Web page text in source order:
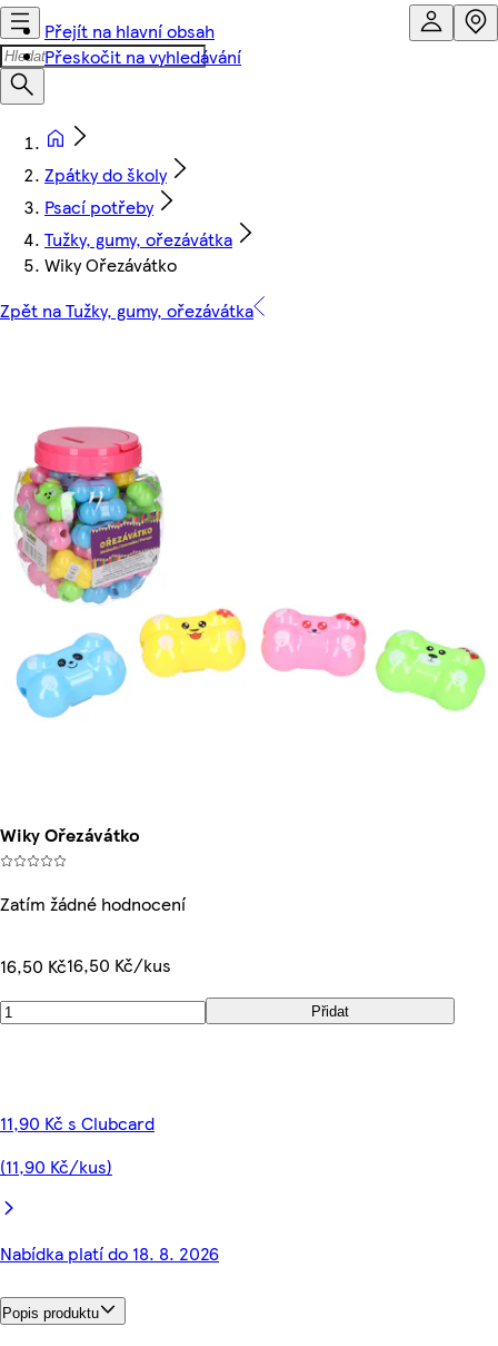
Přejít na hlavní obsah
Přeskočit na vyhledávání
Zpátky do školy
Psací potřeby
Tužky, gumy, ořezávátka
Wiky Ořezávátko
Zpět na Tužky, gumy, ořezávátka
Wiky Ořezávátko
Zatím žádné hodnocení
16,50 Kč16,50 Kč/kus
Přidat
11,90 Kč s Clubcard
(11,90 Kč/kus)
Nabídka platí do 18. 8. 2026
Popis produktu